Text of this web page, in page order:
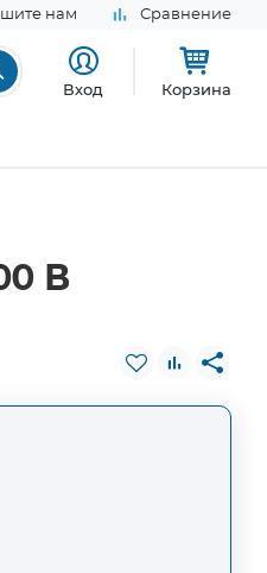
нам Сравнение
Вход Корзина
В